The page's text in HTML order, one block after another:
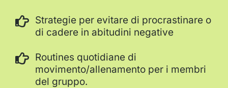
Strategie per evitare di procrastinare o
di cadere in abitudini negative
Routines quotidiane di
movimento/allenamento per i membri
del gruppo.